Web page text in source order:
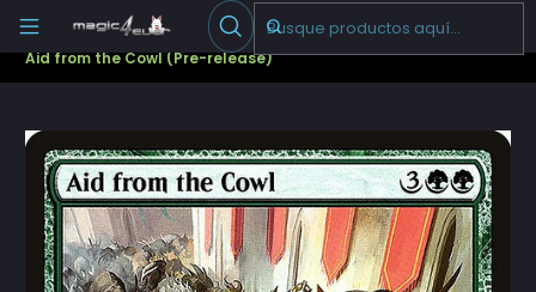
Escribenos
Cartas Sueltas Magic Promos
Aid from the Cowl (Pre-release)